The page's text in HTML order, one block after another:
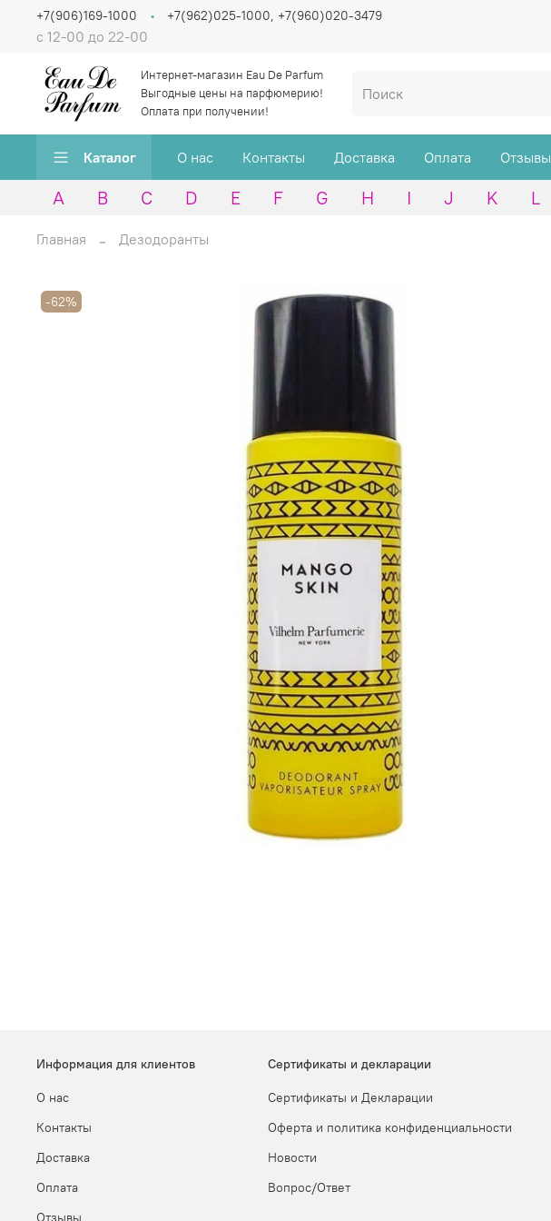
с 12-00 до 22-00
+7(906)169-1000 +7(962)025-1000, +7(960)020-3479
Интернет-магазин Eau De Parfum
Выгодные цены на парфюмерию!
Оплата при получении!
Каталог О нас Контакты Доставка Оплата Отзывы
A B C D E F G H I J K L
Главная Дезодоранты
-62%
Информация для клиентов
О нас
Контакты
Доставка
Оплата
Отзывы
Сертификаты и декларации
Сертификаты и Декларации
Оферта и политика конфиденциальности
Новости
Вопрос/Ответ